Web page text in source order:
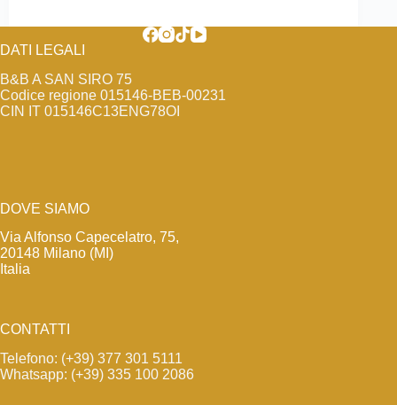
DATI LEGALI
B&B A SAN SIRO 75
Codice regione 015146-BEB-00231
CIN IT 015146C13ENG78OI
DOVE SIAMO
Via Alfonso Capecelatro, 75,
20148 Milano (MI)
Italia
CONTATTI
Telefono: (+39) 377 301 5111
Whatsapp: (+39) 335 100 2086